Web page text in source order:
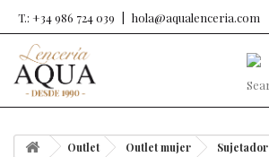
T.: +34 986 724 039 hola@aqualenceria.com
Outlet Outlet mujer Sujetador